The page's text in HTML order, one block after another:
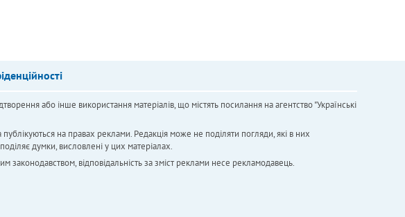
або інше використання матеріалів, що містять посилання на агентство "Українськi
на правах реклами. Редакція може не поділяти погляди, які в них
думки, висловлені у цих матеріалах.
законодавством, відповідальність за зміст реклами несе рекламодавець.